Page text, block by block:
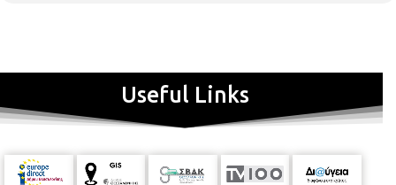
Useful Links